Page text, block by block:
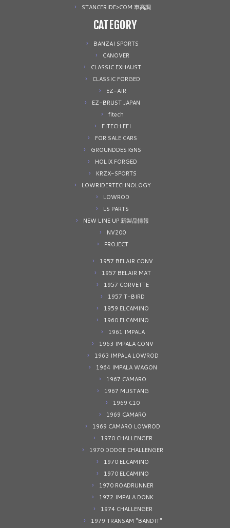
STANCERIDE>COM 車高調
CATEGORY
BANZAI SPORTS
CANOVER
CLASSIC EXHAUST
CLASSIC FORGED
EZ-AIR
EZ-BRUST JAPAN
fitech
FITECH EFI
FOR SALE CARS
GROUNDDESIGNS
HOLIX FORGED
KRZX-SPORTS
LOWRIDERTECHNOLOGY
LOWROD
LS PARTS
NEW LINE UP 新製品情報
NV200
PROJECT
1957 BELAIR CONV
1957 BELAIR MAT
1957 CORVETTE
1957 T-BIRD
1959 ELCAMINO
1960 ELCAMINO
1961 IMPALA
1963 IMPALA CONV
1963 IMPALA LOWROD
1964 IMPALA WAGON
1967 CAMARO
1967 MUSTANG
1969 C10
1969 CAMARO
1969 CAMARO LOWROD
1970 CHALLENGER
1970 DODGE CHALLENGER
1970 ELCAMINO
1970 ELCAMINO
1970 ROADRUNNER
1972 IMPALA DONK
1974 CHALLENGER
1979 TRANSAM "BANDIT"